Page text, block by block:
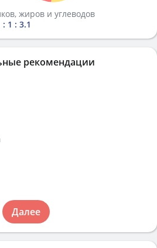
жиров и углеводов
: 1 : 3.1
рекомендации
Далее